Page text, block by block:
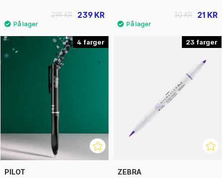
239 KR
299 KR 21 KR
30 KR
4
PILOT
23
ZEBRA